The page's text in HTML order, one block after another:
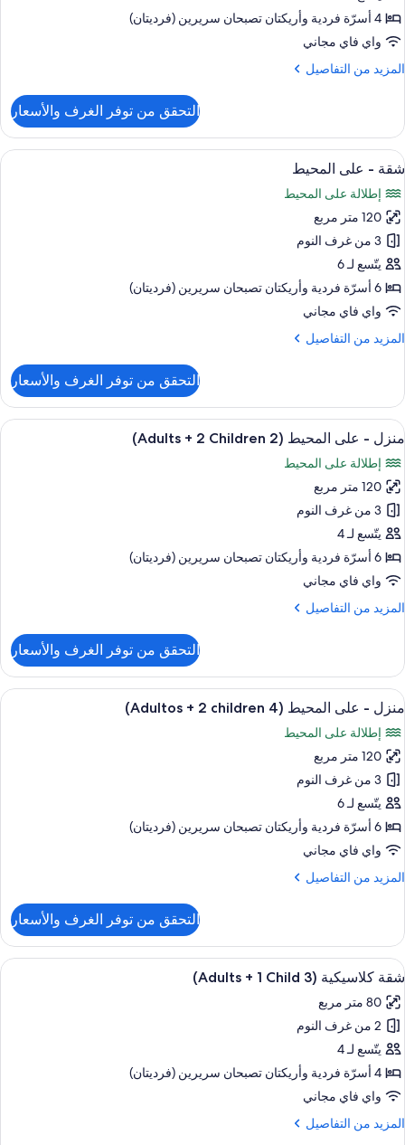
(2
Adults
+
3
4 أسرّة فردية‫‬ وأريكتان تصبحان سريرين (فرديتان)
واي فاي مجاني
المزيد من التفاصيل
المزيد
شقة
ديلوكس
(2
+
3
children)
التحقق من توفر الغرف والأسعار
استعراض
جميع
صور
شقة
-
على
المحيط
13
شقة - على المحيط
إطلالة على المحيط
120 متر مربع
3 من غرف النوم
يتّسع لـ 6
6 أسرّة فردية‫‬ وأريكتان تصبحان سريرين (فرديتان)
واي فاي مجاني
المزيد من التفاصيل
المزيد
شقة
على
المحيط
التحقق من توفر الغرف والأسعار
استعراض
جميع
صور
منزل
-
على
المحيط
(2
Adults
+
13
منزل - على المحيط (2 Adults + 2 Children)
إطلالة على المحيط
120 متر مربع
3 من غرف النوم
يتّسع لـ 4
6 أسرّة فردية‫‬ وأريكتان تصبحان سريرين (فرديتان)
واي فاي مجاني
المزيد من التفاصيل
المزيد
منزل
على
المحيط
(2
Adults
+
2
Children)
التحقق من توفر الغرف والأسعار
استعراض
جميع
صور
منزل
-
على
المحيط
(4
Adultos
+
13
منزل - على المحيط (4 Adultos + 2 children)
إطلالة على المحيط
120 متر مربع
3 من غرف النوم
يتّسع لـ 6
6 أسرّة فردية‫‬ وأريكتان تصبحان سريرين (فرديتان)
واي فاي مجاني
المزيد من التفاصيل
المزيد
منزل
على
(4
Adultos
2
children)
التحقق من توفر الغرف والأسعار
استعراض
جميع
صور
شقة
كلاسيكية
(3
Adults
+
1
8
شقة كلاسيكية (3 Adults + 1 Child)
80 متر مربع
2 من غرف النوم
يتّسع لـ 4
4 أسرّة فردية‫‬ وأريكتان تصبحان سريرين (فرديتان)
واي فاي مجاني
المزيد من التفاصيل
المزيد